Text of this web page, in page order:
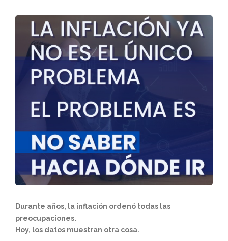
Durante años, la inflación ordenó todas las
preocupaciones.
Hoy, los datos muestran otra cosa.